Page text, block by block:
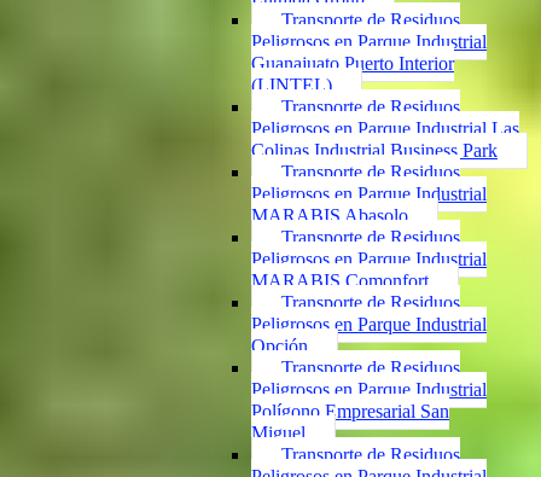
Transporte de Residuos
Peligrosos en Parque Industrial
Guanajuato Puerto Interior
(LINTEL)
Transporte de Residuos
Peligrosos en Parque Industrial Las
Colinas Industrial Business Park
Transporte de Residuos
Peligrosos en Parque Industrial
MARABIS Abasolo
Transporte de Residuos
Peligrosos en Parque Industrial
MARABIS Comonfort
Transporte de Residuos
Peligrosos en Parque Industrial
Opción
Transporte de Residuos
Peligrosos en Parque Industrial
Polígono Empresarial San
Miguel
Transporte de Residuos